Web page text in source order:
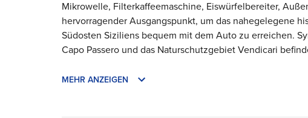
Mikrowelle, Filterkaffeemaschine, Eiswürfelbereiter,
hervorragender Ausgangspunkt, um das nahegelegene
Südosten Siziliens bequem mit dem Auto zu erreichen.
Capo Passero und das Naturschutzgebiet Vendicari
MEHR ANZEIGEN